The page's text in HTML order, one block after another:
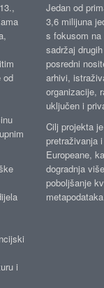
od
i
Jedan od
3,6 milijuna
s fokusom
sadržaj
posredni
arhivi,
organizacije,
uključen i
Cilj projekta
pretraživanja
Europeane,
dogradnja
poboljšanje